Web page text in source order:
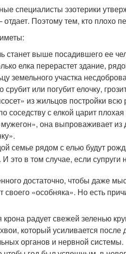
специалисты эзотерики
отдает. Поэтому тем, кто плохо
станет выше посадившего ее
елка перерастет здание,
земельного участка
срубит или погубит елочку,
из жильцов постройки всю
соседству с елкой царит
она выпроваживает
семье рядом с елью будут
И это в том случае, если супруги
достаточно, чтобы даже
своего «особняка». Но есть
радует свежей зеленью
который усиливается после
органов и нервной системы.